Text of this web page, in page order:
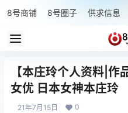
8号商铺 8号圈子 供求信息
【本庄玲个人资料|
女优 日本女神本庄玲
21年7月15日 0